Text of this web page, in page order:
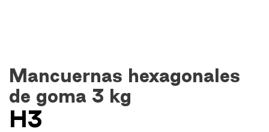
Mancuernas hexagonales
de goma 3 kg
H3